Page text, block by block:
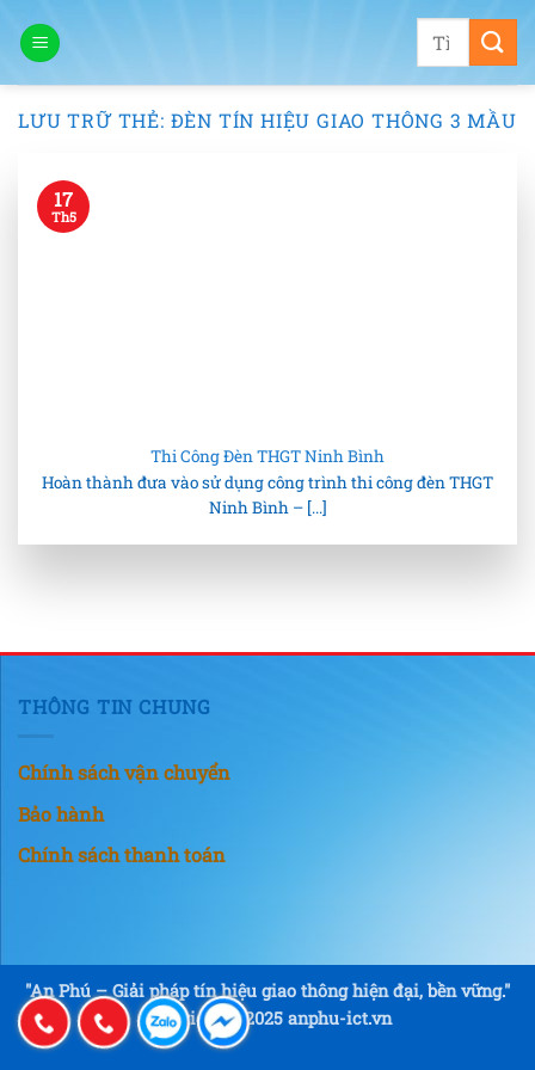
qua
Tìm
LƯU TRỮ THẺ: ĐÈN TÍN HIỆU GIAO THÔNG 3 MẦU
Thi Công Đèn THGT Ninh Bình
Hoàn thành đưa vào sử dụng công trình thi công đèn THGT
Ninh Bình – [...]
17
Th5
THÔNG TIN CHUNG
Chính sách vận chuyển
Bảo hành
Chính sách thanh toán
"An Phú – Giải pháp tín hiệu giao thông hiện đại, bền vững."
Copyright © 2025 anphu-ict.vn